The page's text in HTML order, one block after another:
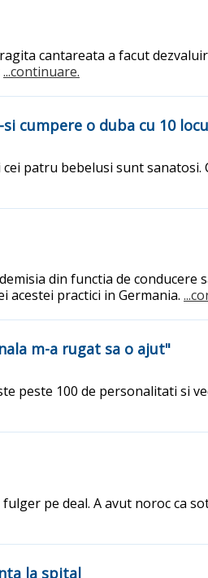
cantareata a facut
...continuare.
cumpere o duba cu 10
patru bebelusi sunt
din functia de conducere
acestei practici in Germania.
m-a rugat sa o ajut"
peste 100 de personalitati si
pe deal. A avut noroc ca
la spital